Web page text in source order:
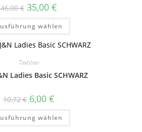
werden
46,00€ Ursprünglicher
Preis
war:
46,00 €
35,00 €
ist:
35,00 €.
wählen
Dieses
weist
mehrere
Varianten
können
werden
Textilien
Ladies Basic SCHWARZ
10,72€ Ursprünglicher
Preis
war:
10,72 €
6,00 €
ist:
6,00 €.
wählen
Dieses
weist